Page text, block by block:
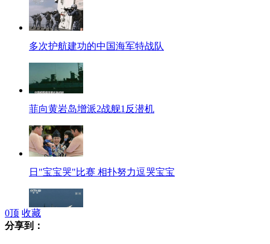
多次护航建功的中国海军特战队
菲向黄岩岛增派2战舰1反潜机
日"宝宝哭"比赛 相扑努力逗哭宝宝
0顶 收藏
分享到：